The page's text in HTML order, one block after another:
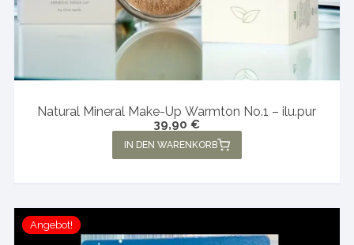
Natural Mineral Make-Up Warmton No.1 – ilu.pur
39,90 €
IN DEN WARENKORB
Angebot!